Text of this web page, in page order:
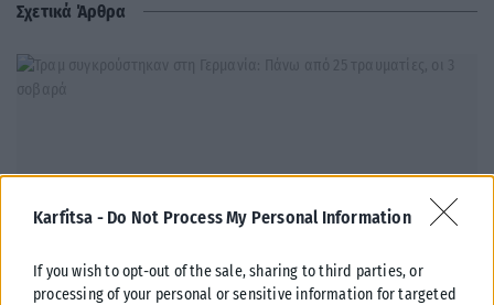
Karfitsa - Do Not Process My Personal Information
If you wish to opt-out of the sale, sharing to third parties, or
processing of your personal or sensitive information for targeted
Σχετικά Άρθρα